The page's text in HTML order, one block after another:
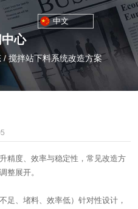
中文
心
/搅拌站下料系统改造方案
精度、效率与稳定性，常见改造方
整展开。
足、堵料、效率低）针对性设计，